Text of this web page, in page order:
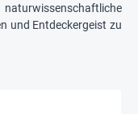
und Entdeckergeist zu